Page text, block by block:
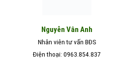
Nguyễn Vân Anh
Nhân viên tư vấn BĐS
Điện thoại: 0963.854.837